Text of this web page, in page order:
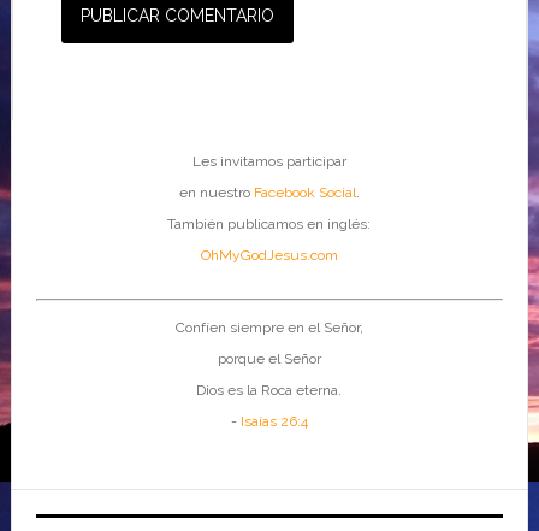
Les invitamos participar
en nuestro Facebook Social.
También publicamos en inglés:
OhMyGodJesus.com
Confíen siempre en el Señor,
porque el Señor
Dios es la Roca eterna.
- Isaías 26:4